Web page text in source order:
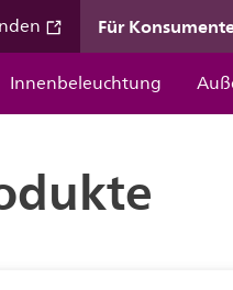
Für
Innenbeleuchtung